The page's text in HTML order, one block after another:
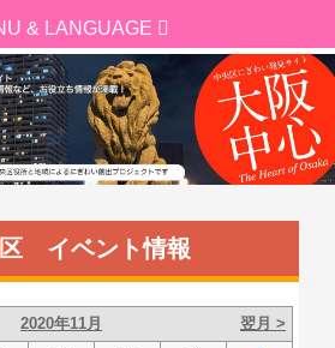
イベント情報
2020年11月
翌月 >